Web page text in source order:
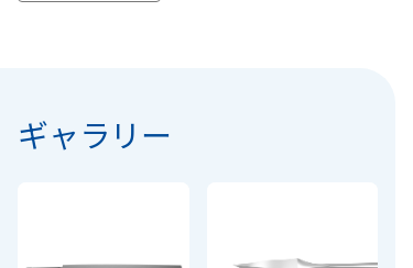
ギャラリー